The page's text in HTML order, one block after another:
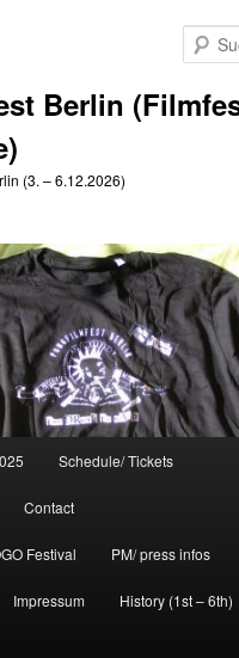
Berlin
(3. – 6.12.2026)
Schedule/ Tickets
Contact
Festival PM/ press infos
Impressum History (1st – 6th)